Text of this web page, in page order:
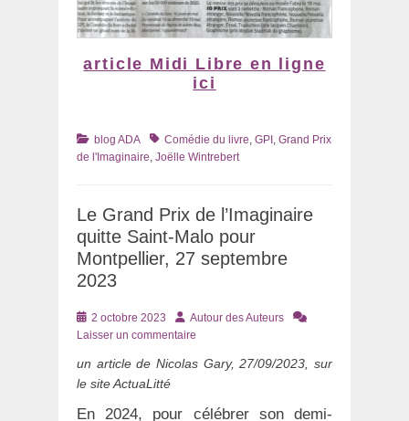
article Midi Libre en ligne
ici
Catégories
blog ADA TagsComédie du livre, GPI , Grand Prix
de l'Imaginaire, Joëlle Wintrebert
Le Grand Prix de l’Imaginaire
quitte Saint-Malo pour
Montpellier, 27 septembre
2023
Posté
le
2 octobre 2023 AuteurAutour des Auteurs
Laisser un commentaire
un article de Nicolas Gary, 27/09/2023, sur
le site ActuaLitté
En 2024, pour célébrer son demi-